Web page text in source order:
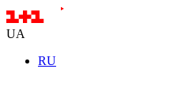
UA
RU